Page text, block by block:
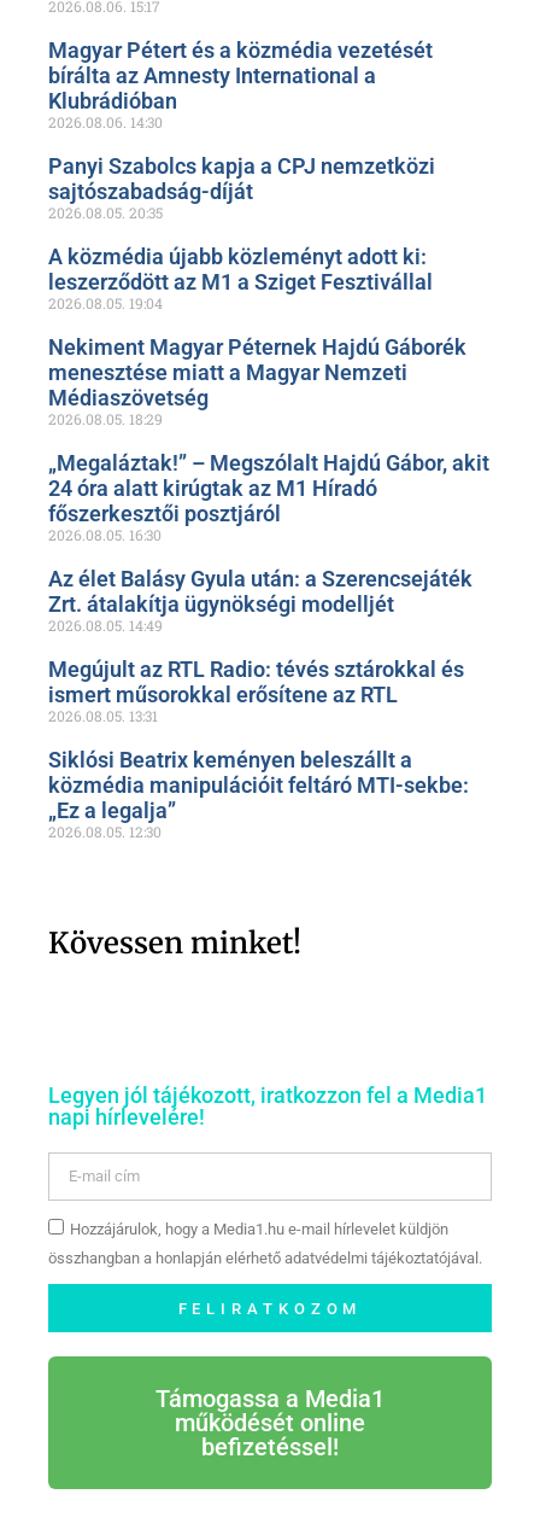
2026.08.06. 15:17
Magyar Pétert és a közmédia vezetését
bírálta az Amnesty International a
Klubrádióban
2026.08.06. 14:30
Panyi Szabolcs kapja a CPJ nemzetközi
sajtószabadság-díját
2026.08.05. 20:35
A közmédia újabb közleményt adott ki:
leszerződött az M1 a Sziget Fesztivállal
2026.08.05. 19:04
Nekiment Magyar Péternek Hajdú Gáborék
menesztése miatt a Magyar Nemzeti
Médiaszövetség
2026.08.05. 18:29
„Megaláztak!” – Megszólalt Hajdú Gábor, akit
24 óra alatt kirúgtak az M1 Híradó
főszerkesztői posztjáról
2026.08.05. 16:30
Az élet Balásy Gyula után: a Szerencsejáték
Zrt. átalakítja ügynökségi modelljét
2026.08.05. 14:49
Megújult az RTL Radio: tévés sztárokkal és
ismert műsorokkal erősítene az RTL
2026.08.05. 13:31
Siklósi Beatrix keményen beleszállt a
közmédia manipulációit feltáró MTI-sekbe:
„Ez a legalja”
2026.08.05. 12:30
Kövessen minket!
Legyen jól tájékozott, iratkozzon fel a Media1
napi hírlevelére!
Hozzájárulok, hogy a Media1.hu e-mail hírlevelet küldjön
összhangban a honlapján elérhető adatvédelmi tájékoztatójával.
FELIRATKOZOM
Támogassa a Media1
működését online
befizetéssel!